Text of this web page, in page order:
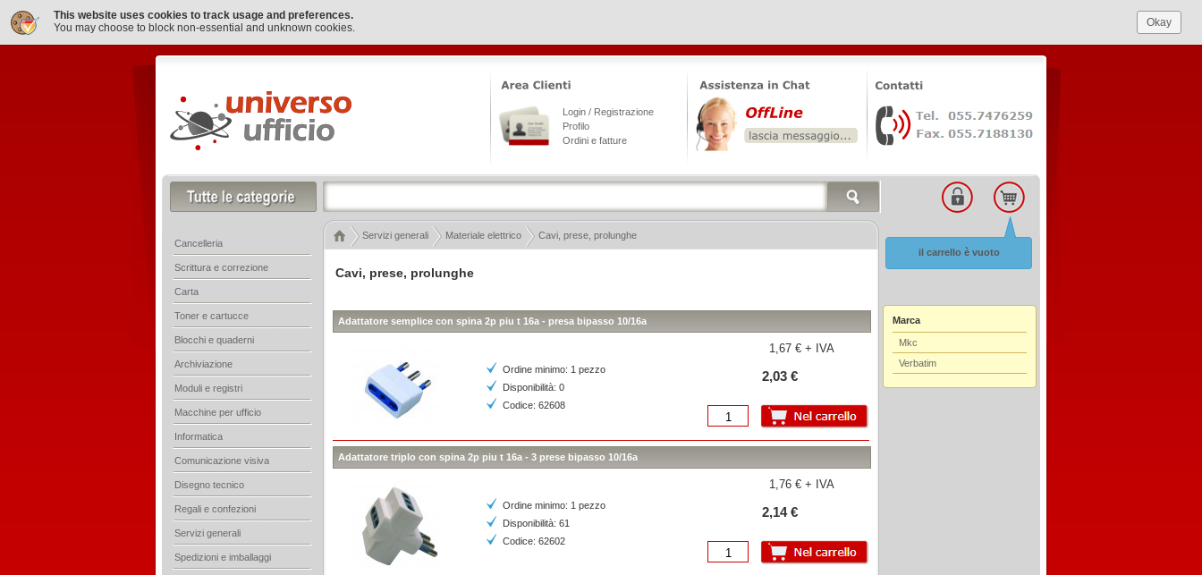
This website uses cookies to track usage and preferences.
You may choose to block non-essential and unknown cookies.
Okay
Cavi, prese, prolunghe
Adattatore semplice con spina 2p piu t 16a - presa bipasso 10/16a
Ordine minimo: 1 pezzo
Disponibilità: 0
Codice: 62608
1,67 € + IVA
2,03 €
Adattatore triplo con spina 2p piu t 16a - 3 prese bipasso 10/16a
Ordine minimo: 1 pezzo
Disponibilità: 61
Codice: 62602
1,76 € + IVA
2,14 €
Marca
Mkc
Verbatim
Login / Registrazione
Profilo
Ordini e fatture
Servizi generali Materiale elettrico Cavi, prese, prolunghe
Cancelleria
Scrittura e correzione
Carta
Toner e cartucce
Blocchi e quaderni
Archiviazione
Moduli e registri
Macchine per ufficio
Informatica
Comunicazione visiva
Disegno tecnico
Regali e confezioni
Servizi generali
Spedizioni e imballaggi
il carrello è vuoto